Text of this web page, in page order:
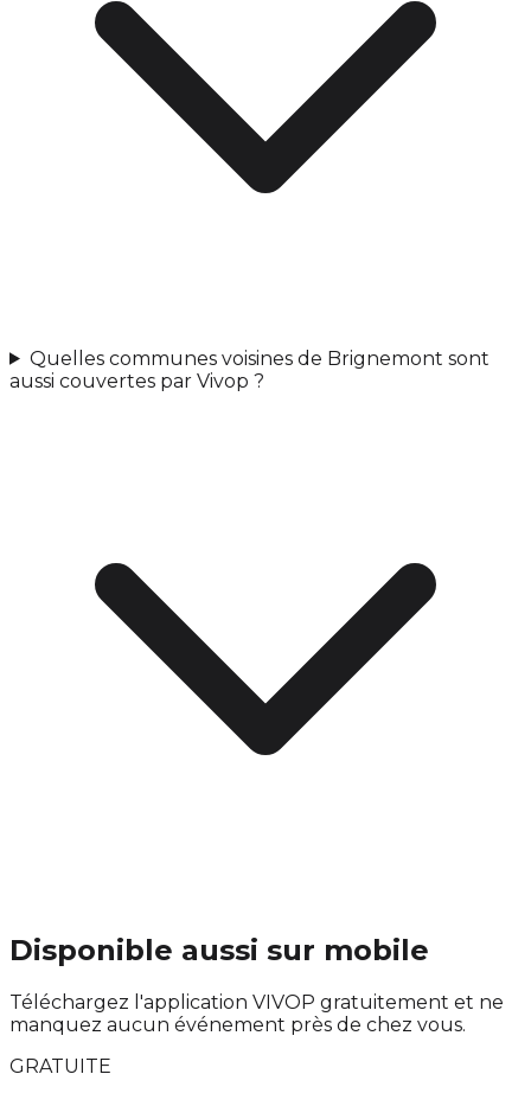
Quelles communes voisines de Brignemont sont
aussi couvertes par Vivop ?
Disponible aussi sur mobile
Téléchargez l'application VIVOP gratuitement et ne
manquez aucun événement près de chez vous.
GRATUITE